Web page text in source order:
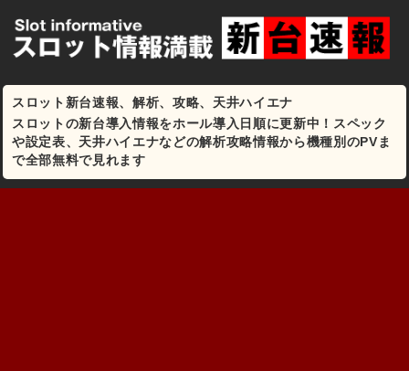
スロット新台速報、解析、攻略、天井ハイエナ
スロットの新台導入情報をホール導入日順に更新中！スペック
や設定表、天井ハイエナなどの解析攻略情報から機種別のPVま
で全部無料で見れます